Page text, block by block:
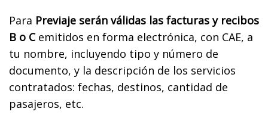
Para Previaje serán válidas las facturas y recibos
B o Cemitidos en forma electrónica, con CAE, a
tu nombre, incluyendo tipo y número de
documento, y la descripción de los servicios
contratados: fechas, destinos, cantidad de
pasajeros, etc.